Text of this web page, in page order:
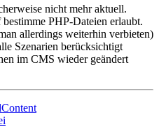
nicht mehr aktuell.
PHP-Dateien erlaubt.
allerdings weiterhin verbieten)
Szenarien berücksichtigt
im CMS wieder geändert